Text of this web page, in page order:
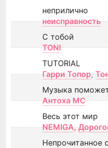
неприлично
неисправность
С тобой
TONI
TUTORIAL
Гарри Топор,
Музыка
Антоха МС
Весь этот мир
NEMIGA,
Непрочитанное